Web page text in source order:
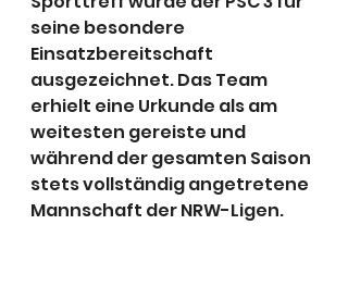
seine besondere
Einsatzbereitschaft
ausgezeichnet. Das Team
erhielt eine Urkunde als am
weitesten gereiste und
während der gesamten Saison
stets vollständig angetretene
Mannschaft der NRW-Ligen.